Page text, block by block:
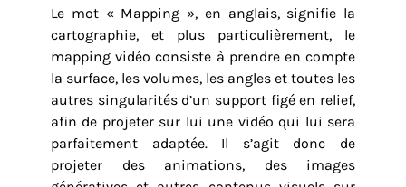
Le mot « Mapping », en anglais, signifie la
cartographie, et plus particulièrement, le
mapping vidéo consiste à prendre en compte
la surface, les volumes, les angles et toutes les
autres singularités d’un support figé en relief,
afin de projeter sur lui une vidéo qui lui sera
parfaitement adaptée. Il s’agit donc de
projeter des animations, des images